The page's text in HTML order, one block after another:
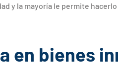
y la mayoría le permite
en bienes